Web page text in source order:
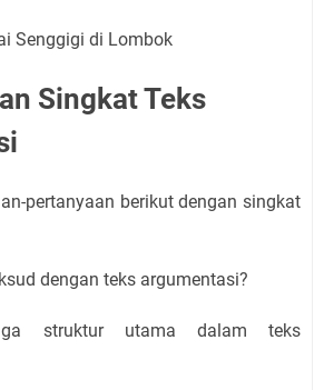
Senggigi di Lombok
Singkat Teks
pertanyaan berikut dengan singkat
dengan teks argumentasi?
struktur utama dalam teks